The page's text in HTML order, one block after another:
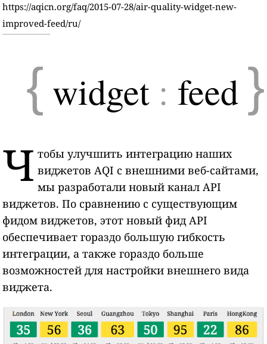
https://aqicn.org/faq/2015-07-28/air-quality-widget-new-
improved-feed/ru/
{ widget : feed }
Ч тобы улучшить интеграцию наших
виджетов AQI с внешними веб-сайтами,
мы разработали новый канал API
виджетов. По сравнению с существующим
фидом виджетов, этот новый фид API
обеспечивает гораздо большую гибкость
интеграции, а также гораздо больше
возможностей для настройки внешнего вида
виджета.